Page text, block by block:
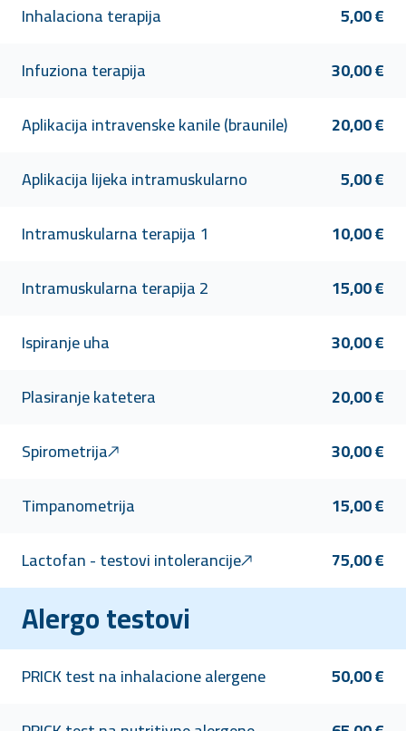
Inhalaciona terapija
5,00 €
Infuziona terapija
30,00 €
Aplikacija intravenske kanile (braunile)
20,00 €
Aplikacija lijeka intramuskularno
5,00 €
Intramuskularna terapija 1
10,00 €
Intramuskularna terapija 2
15,00 €
Ispiranje uha
30,00 €
Plasiranje katetera
20,00 €
Spirometrija
30,00 €
Timpanometrija
15,00 €
Lactofan - testovi intolerancije
75,00 €
Alergo testovi
PRICK test na inhalacione alergene
50,00 €